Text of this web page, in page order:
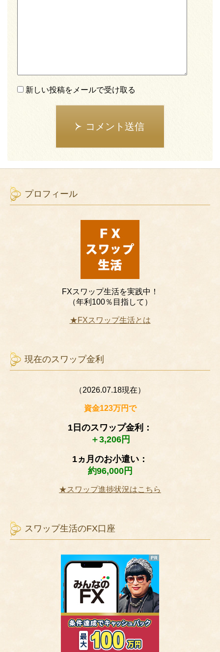
新しい投稿をメールで受け取る
コメント送信
プロフィール
FXスワップ生活を実践中！
（年利100％目指して）
★FXスワップ生活とは
現在のスワップ金利
（2026.07.18現在）
資金123万円で
1日のスワップ金利：
＋3,206円
1ヵ月のお小遣い：
約96,000円
★スワップ進捗状況はこちら
スワップ生活のFX口座